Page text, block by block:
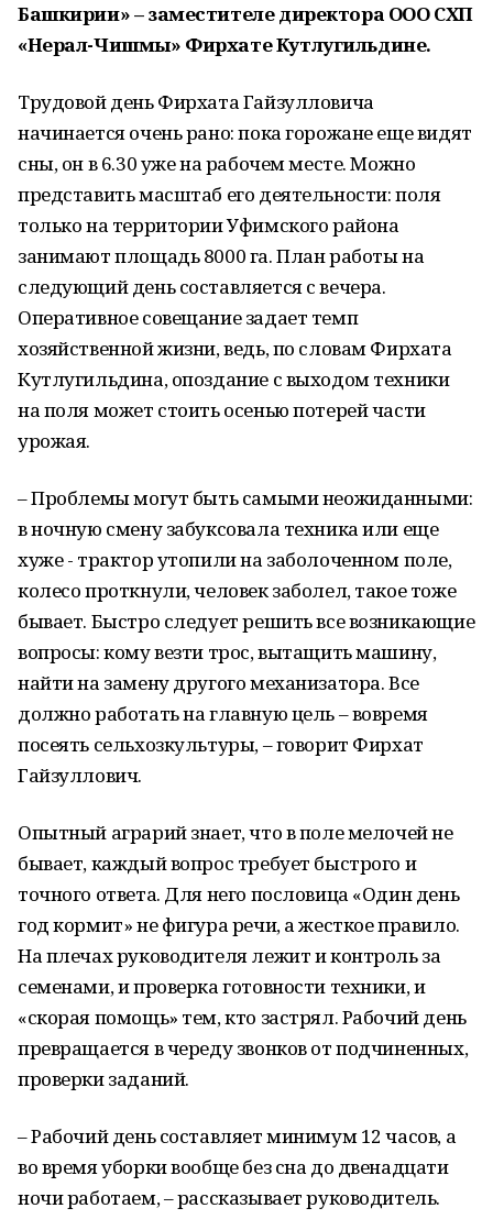
Башкирии» – заместителе директора ООО СХП
«Нерал-Чишмы» Фирхате Кутлугильдине.
Трудовой день Фирхата Гайзулловича
начинается очень рано: пока горожане еще видят
сны, он в 6.30 уже на рабочем месте. Можно
представить масштаб его деятельности: поля
только на территории Уфимского района
занимают площадь 8000 га. План работы на
следующий день составляется с вечера.
Оперативное совещание задает темп
хозяйственной жизни, ведь, по словам Фирхата
Кутлугильдина, опоздание с выходом техники
на поля может стоить осенью потерей части
урожая.
– Проблемы могут быть самыми неожиданными:
в ночную смену забуксовала техника или еще
хуже - трактор утопили на заболоченном поле,
колесо проткнули, человек заболел, такое тоже
бывает. Быстро следует решить все возникающие
вопросы: кому везти трос, вытащить машину,
найти на замену другого механизатора. Все
должно работать на главную цель – вовремя
посеять сельхозкультуры, – говорит Фирхат
Гайзуллович.
Опытный аграрий знает, что в поле мелочей не
бывает, каждый вопрос требует быстрого и
точного ответа. Для него пословица «Один день
год кормит» не фигура речи, а жесткое правило.
На плечах руководителя лежит и контроль за
семенами, и проверка готовности техники, и
«скорая помощь» тем, кто застрял. Рабочий день
превращается в череду звонков от подчиненных,
проверки заданий.
– Рабочий день составляет минимум 12 часов, а
во время уборки вообще без сна до двенадцати
ночи работаем, – рассказывает руководитель.